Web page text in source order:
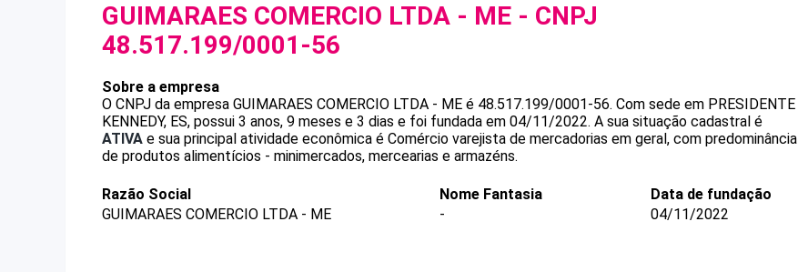
GUIMARAES COMERCIO LTDA - ME - CNPJ
48.517.199/0001-56
Sobre a empresa
O CNPJ da empresa GUIMARAES COMERCIO LTDA - ME é 48.517.199/0001-56. Com sede em PRESIDENTE
KENNEDY, ES, possui 3 anos, 9 meses e 3 dias e foi fundada em 04/11/2022. A sua situação cadastral é
ATIVA e sua principal atividade econômica é Comércio varejista de mercadorias em geral, com predominância
de produtos alimentícios - minimercados, mercearias e armazéns.
Razão Social
GUIMARAES COMERCIO LTDA - ME
Nome Fantasia
-
Data de fundação
04/11/2022